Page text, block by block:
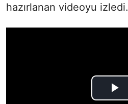
hazırlanan videoyu izledi.